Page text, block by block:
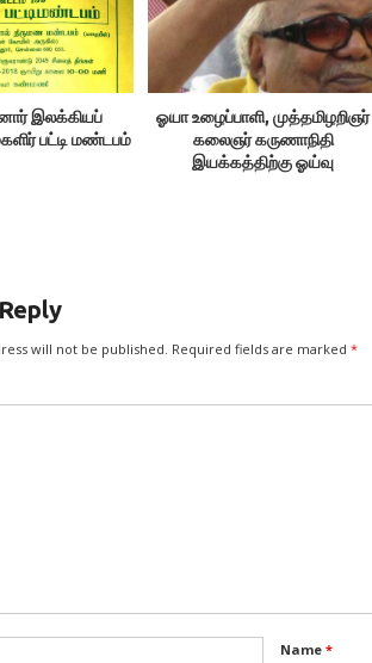
இலக்கியப்
பட்டி மண்டபம்
ஓயா உழைப்பாளி, முத்தமிழறிஞர்
கலைஞர் கருணாநிதி
இயக்கத்திற்கு ஓய்வு
will not be published. Required fields are marked *
Name *